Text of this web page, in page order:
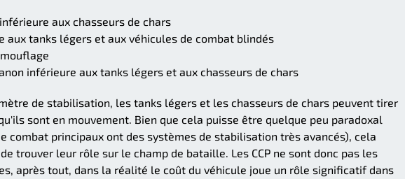
aux chasseurs de chars
aux tanks légers et aux véhicules de combat blindés
inférieure aux tanks légers et aux chasseurs de chars
de stabilisation, les tanks légers et les chasseurs de chars peuvent tirer
sont en mouvement. Bien que cela puisse être quelque peu paradoxal
combat principaux ont des systèmes de stabilisation très avancés), cela
trouver leur rôle sur le champ de bataille. Les CCP ne sont donc pas les
après tout, dans la réalité le coût du véhicule joue un rôle significatif dans